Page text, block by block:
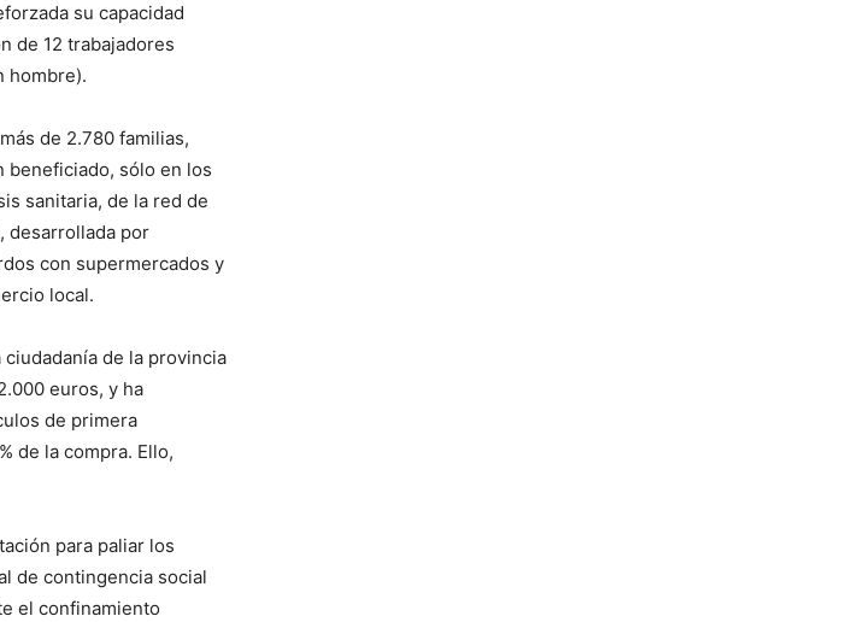
su capacidad
de 12 trabajadores
hombre).
de 2.780 familias,
beneficiado, sólo en los
sanitaria, de la red de
desarrollada por
con supermercados y
local.
de la provincia
euros, y ha
de primera
de la compra. Ello,
para paliar los
de contingencia social
el confinamiento